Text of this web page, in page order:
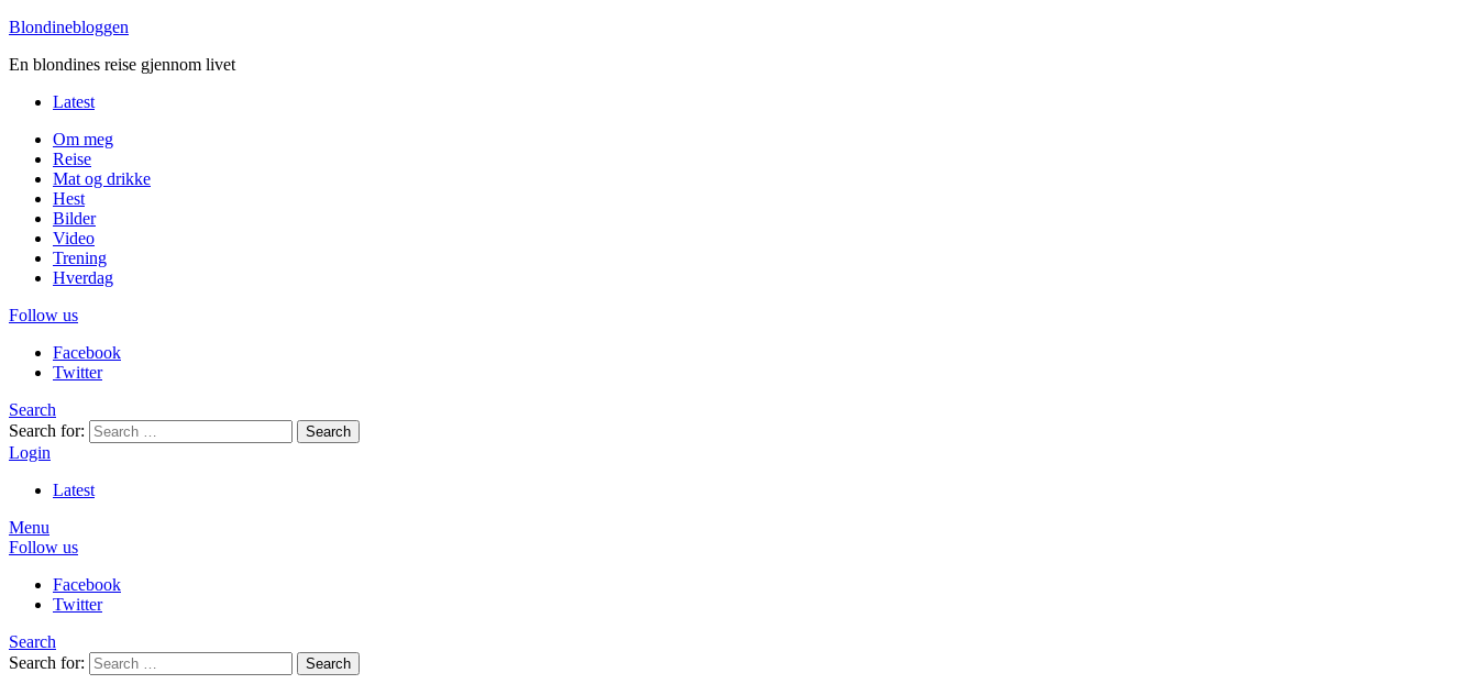
Blondinebloggen
En blondines reise gjennom livet
Latest
Om meg
Reise
Mat og drikke
Hest
Bilder
Video
Trening
Hverdag
Follow us
Facebook
Twitter
Search
Search for:
Search
Login
Latest
Menu
Follow us
Facebook
Twitter
Search
Search for:
Search